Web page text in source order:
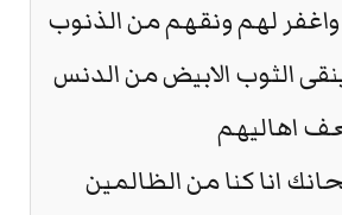
لهم ونقهم من الذنوب
الثوب الابيض من الدنس
اهاليهم
انا كنا من الظالمين